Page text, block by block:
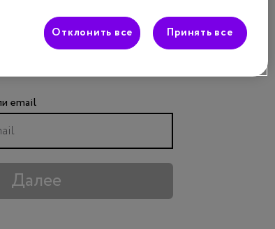
только после
или зарегистрируйтесь,
ко всем материалам
email
Далее
Отклонить все Принять все